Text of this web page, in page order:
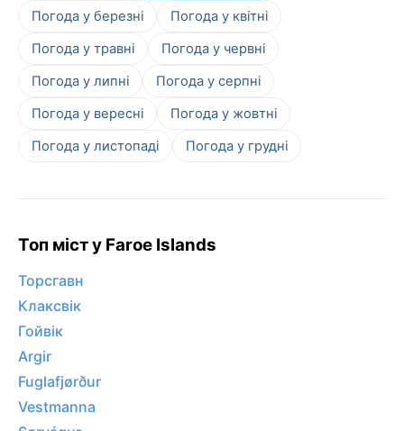
Погода у березні
Погода у квітні
Погода у травні
Погода у червні
Погода у липні
Погода у серпні
Погода у вересні
Погода у жовтні
Погода у листопаді
Погода у грудні
Топ міст у Faroe Islands
Торсгавн
Клаксвік
Гойвік
Argir
Fuglafjørður
Vestmanna